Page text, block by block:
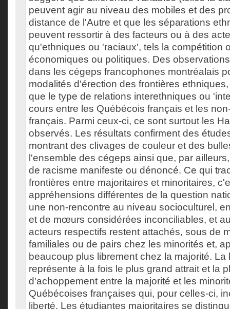
peuvent agir au niveau des mobiles et des
distance de l'Autre et que les séparations
peuvent ressortir à des facteurs ou à des
qu'ethniques ou 'raciaux', tels la compétition
économiques ou politiques. Des
dans les cégeps francophones montréalais
modalités d'érection des frontières
que le type de relations interethniques ou
cours entre les Québécois français et les
français. Parmi ceux-ci, ce sont surtout les
observés. Les résultats confirment des
montrant des clivages de couleur et des
l'ensemble des cégeps ainsi que, par
de racisme manifeste ou dénoncé. Ce qui
frontières entre majoritaires et minoritaires,
appréhensions différentes de la question
une non-rencontre au niveau socioculturel,
et de mœurs considérées inconciliables, et
acteurs respectifs restent attachés, sous de
familiales ou de pairs chez les minorités et,
beaucoup plus librement chez la majorité.
représente à la fois le plus grand attrait et la
d'achoppement entre la majorité et les
Québécoises françaises qui, pour celles-ci,
liberté. Les étudiantes majoritaires se